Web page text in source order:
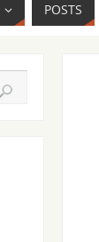
POSTS